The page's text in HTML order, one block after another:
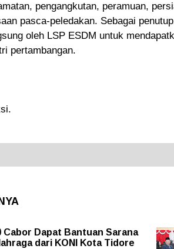
pengangkutan, peramuan,
pasca-peledakan. Sebagai
oleh LSP ESDM untuk
pertambangan.
Cabor Dapat Bantuan Sarana
dari KONI Kota Tidore